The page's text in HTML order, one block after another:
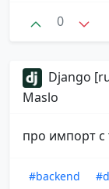
0
Django
Maslo
про импорт с
#backend